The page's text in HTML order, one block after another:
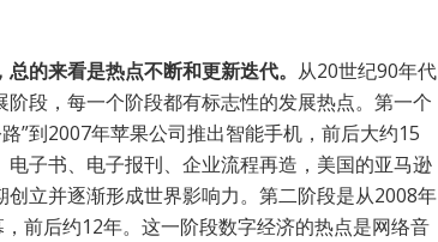
的来看是热点不断和更新迭代。 从20世纪90年代
段，每一个阶段都有标志性的发展热点。第一个
”到2007年苹果公司推出智能手机，前后大约15
子书、电子报刊、企业流程再造，美国的亚马逊
立并逐渐形成世界影响力。第二阶段是从2008年
前后约12年。这一阶段数字经济的热点是网络音